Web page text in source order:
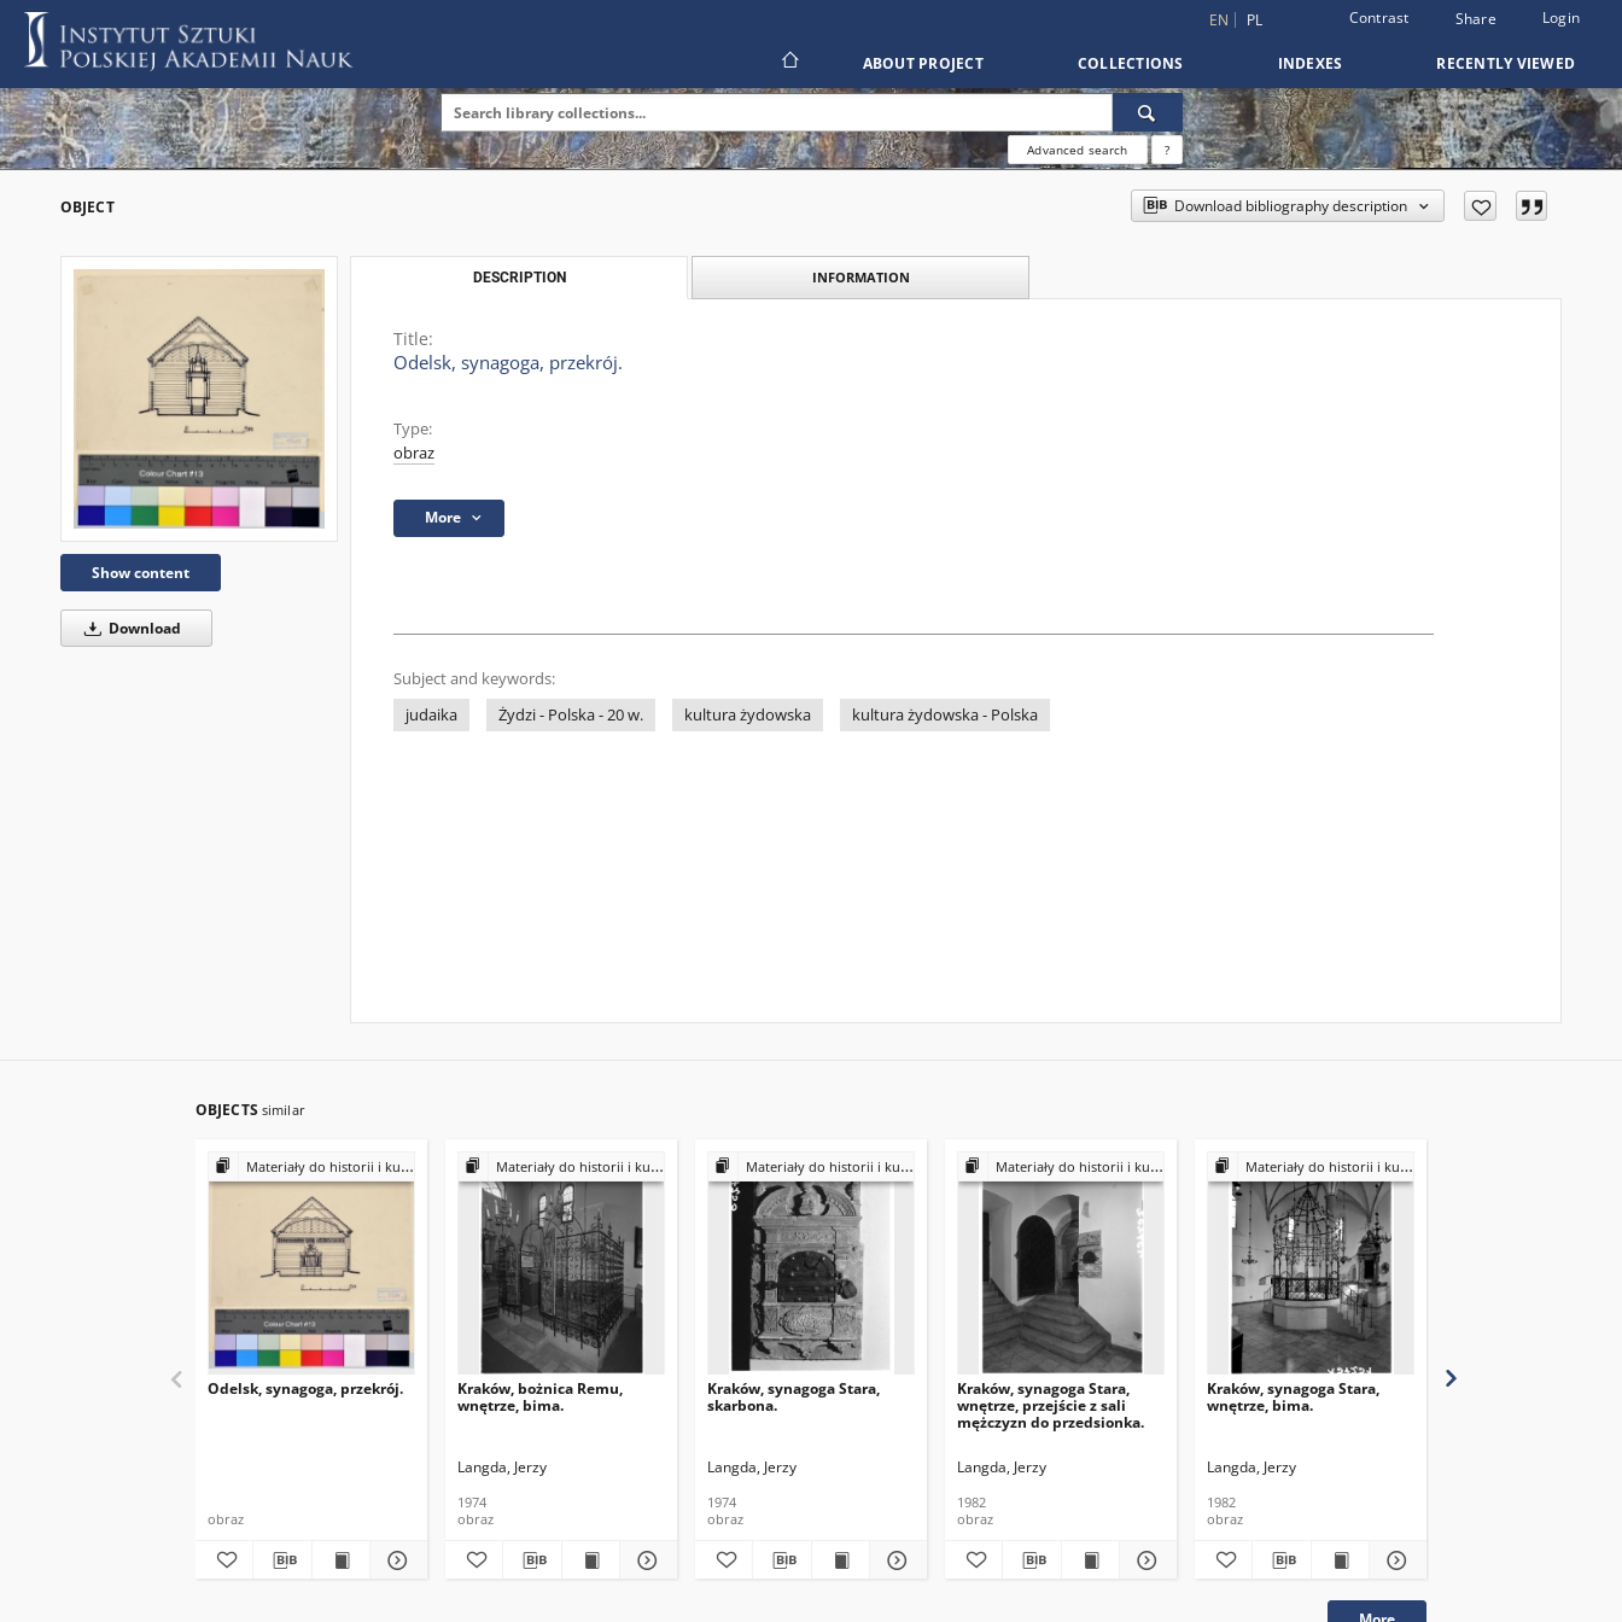
EN PL Contrast Share Login
ABOUT PROJECT COLLECTIONS INDEXES RECENTLY VIEWED
Advanced search ?
OBJECT Download bibliography description
Show content
Download
DESCRIPTION INFORMATION
Title:
Odelsk, synagoga, przekrój.
Type:
obraz
More
Subject and keywords:
judaika
Żydzi - Polska - 20 w. kultura żydowska kultura żydowska - Polska
OBJECTS similar
Materiały do historii i kultury Żydów polskich
Odelsk, synagoga, przekrój.
obraz
Materiały do historii i kultury Żydów polskich
Kraków, bożnica Remu,
wnętrze, bima.
Langda, Jerzy
1974
obraz
Materiały do historii i kultury Żydów polskich
Kraków, synagoga Stara,
skarbona.
Langda, Jerzy
1974
obraz
Materiały do historii i kultury Żydów polskich
Kraków, synagoga Stara,
wnętrze, przejście z sali
mężczyzn do przedsionka.
Langda, Jerzy
1982
obraz
Materiały do historii i kultury Żydów polskich
Kraków, synagoga Stara,
wnętrze, bima.
Langda, Jerzy
1982
obraz